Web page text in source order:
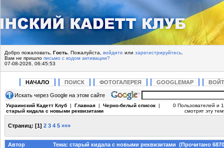
Добро пожаловать, Гость . Пожалуйста, войдите или зарегистрируйтесь
Вам не пришло письмо с кодом активации?
07-08-2026, 06:45:53
НАЧАЛО ПОИСК ФОТОГАЛЕРЕЯ GOOGLEMAP
Искать через Google на этом сайте
Украинский Кадетт Клуб | Главная | Черно-белый список |
старый кидала с новыми реквизитами
0 Пользователей и 1
смотрят эту
Страниц: [1] 2 3 4 5 »»»
Автор Тема: старый кидала с новыми реквизитами (Прочитано